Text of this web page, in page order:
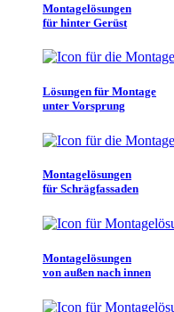
Montagelösungen
für hinter Gerüst
Lösungen für Montage
unter Vorsprung
Montagelösungen
für Schrägfassaden
Montagelösungen
von außen nach innen